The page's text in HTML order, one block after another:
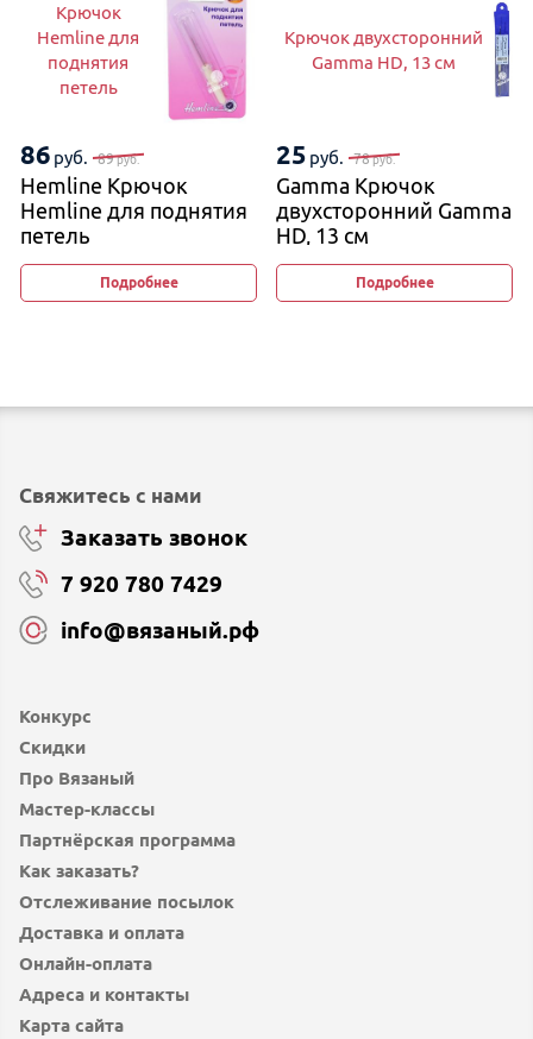
Крючок
Hemline для
поднятия
петель
86 руб. 89руб.
Hemline Крючок
Hemline для поднятия
петель
Подробнее
Крючок двухсторонний
Gamma HD, 13 см
25 руб. 78руб.
Gamma Крючок
двухсторонний Gamma
HD, 13 см
Подробнее
Конкурс
Скидки
Про Вязаный
Мастер-классы
Партнёрская программа
Как заказать?
Отслеживание посылок
Доставка и оплата
Онлайн-оплата
Адреса и контакты
Карта сайта
Свяжитесь с нами
Заказать звонок
7 920 780 7429
info@вязаный.рф